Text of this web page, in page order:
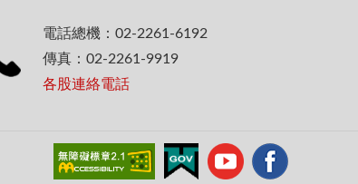
電話總機：02-2261-6192
傳真：02-2261-9919
各股連絡電話